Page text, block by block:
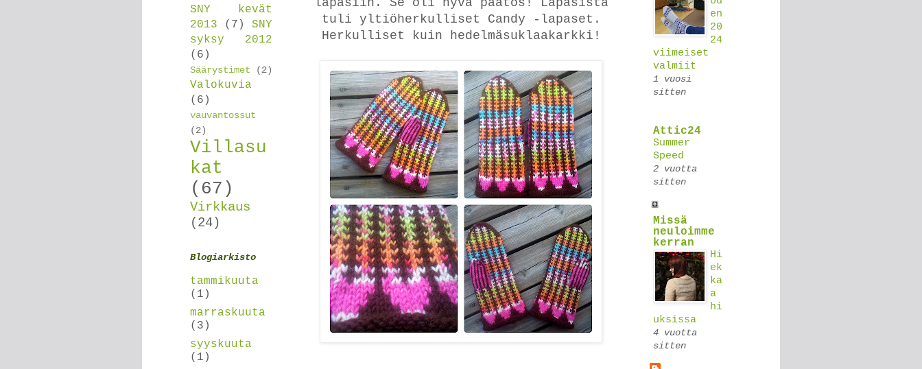
tuli yltiöherkulliset Candy -lapaset.
Herkulliset kuin hedelmäsuklaakarkki!
SNY kevät
2013
(7)
SNY
syksy 2012
(6)
Säärystimet (2)
Valokuvia
(6)
vauvantossut
(2)
Villasu
kat
(67)
Virkkaus
(24)
Blogiarkisto
tammikuuta
(1)
marraskuuta
(3)
syyskuuta
(1)
en
20
24
viimeiset
valmiit
1 vuosi
sitten
Attic24
Summer
Speed
2 vuotta
sitten
Missä
neuloimme
kerran
Hi
ek
ka
a
hi
uksissa
4 vuotta
sitten